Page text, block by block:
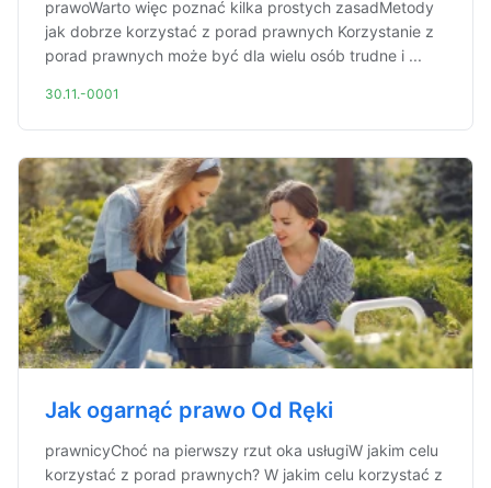
prawoWarto więc poznać kilka prostych zasadMetody
jak dobrze korzystać z porad prawnych Korzystanie z
porad prawnych może być dla wielu osób trudne i ...
30.11.-0001
Jak ogarnąć prawo Od Ręki
prawnicyChoć na pierwszy rzut oka usługiW jakim celu
korzystać z porad prawnych? W jakim celu korzystać z